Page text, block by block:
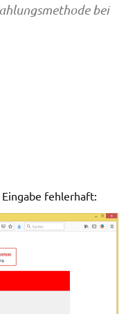
bei
fehlerhaft: